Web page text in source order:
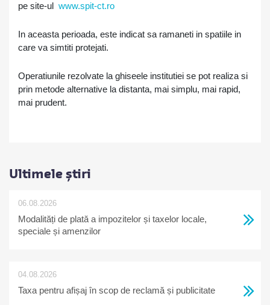
pe site-ul www.spit-ct.ro
In aceasta perioada, este indicat sa ramaneti in spatiile in
care va simtiti protejati.
Operatiunile rezolvate la ghiseele institutiei se pot realiza si
prin metode alternative la distanta, mai simplu, mai rapid,
mai prudent.
Ultimele știri
06.08.2026
Modalități de plată a impozitelor și taxelor locale,
speciale și amenzilor
04.08.2026
Taxa pentru afișaj în scop de reclamă și publicitate